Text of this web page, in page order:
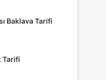
Baklava Tarifi
Tarifi